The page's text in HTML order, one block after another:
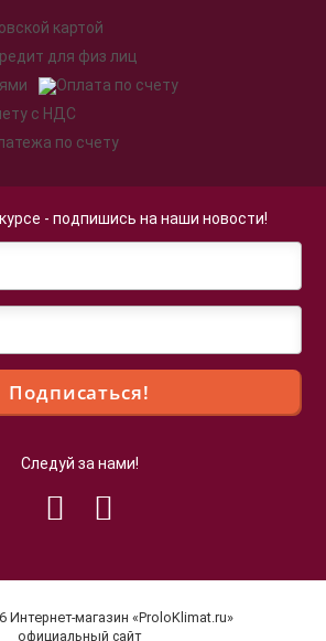
- подпишись на наши новости!
Следуй за нами!
Интернет-магазин «ProloKlimat.ru»
официальный сайт
страниц нашего сайта, вы
Политики в отношении обработки